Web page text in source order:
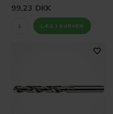
99,23 DKK